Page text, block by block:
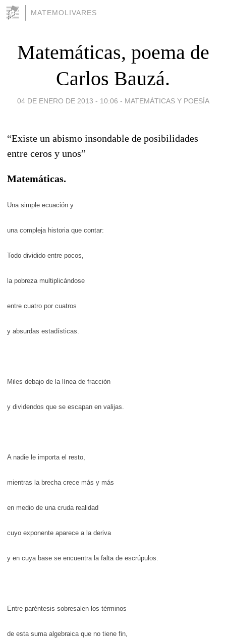
MATEMOLIVARES
Matemáticas, poema de
Carlos Bauzá.
04 DE ENERO DE 2013 - 10:06 - MATEMÁTICAS Y POESÍA
“Existe un abismo insondable de posibilidades
entre ceros y unos”
Matemáticas.
Una simple ecuación y
una compleja historia que contar:
Todo dividido entre pocos,
la pobreza multiplicándose
entre cuatro por cuatros
y absurdas estadísticas.
Miles debajo de la línea de fracción
y dividendos que se escapan en valijas.
A nadie le importa el resto,
mientras la brecha crece más y más
en medio de una cruda realidad
cuyo exponente aparece a la deriva
y en cuya base se encuentra la falta de escrúpulos.
Entre paréntesis sobresalen los términos
de esta suma algebraica que no tiene fin,